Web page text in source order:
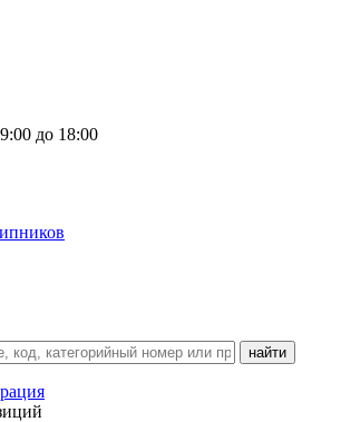
до 18:00